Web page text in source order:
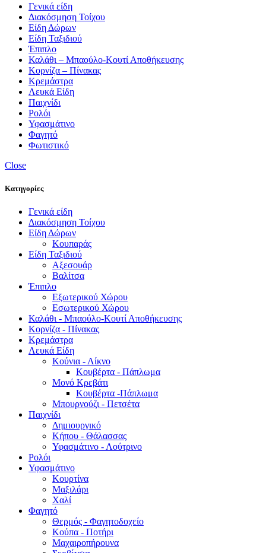
Γενικά είδη
Διακόσμηση Τοίχου
Είδη Δώρων
Είδη Ταξιδιού
Έπιπλο
Καλάθι – Μπαούλο-Κουτί Αποθήκευσης
Κορνίζα – Πίνακας
Κρεμάστρα
Λευκά Είδη
Παιχνίδι
Ρολόι
Υφασμάτινο
Φαγητό
Φωτιστικό
Close
Κατηγορίες
Γενικά είδη
Διακόσμηση Τοίχου
Είδη Δώρων
Κουπαράς
Είδη Ταξιδιού
Αξεσουάρ
Βαλίτσα
Έπιπλο
Εξωτερικού Χώρου
Εσωτερικού Χώρου
Καλάθι - Μπαούλο-Κουτί Αποθήκευσης
Κορνίζα - Πίνακας
Κρεμάστρα
Λευκά Είδη
Κούνια - Λίκνο
Κουβέρτα - Πάπλωμα
Μονό Κρεβάτι
Κουβέρτα -Πάπλωμα
Μπουρνούζι - Πετσέτα
Παιχνίδι
Δημιουργικό
Κήπου - Θάλασσας
Υφασμάτινο - Λούτρινο
Ρολόι
Υφασμάτινο
Κουρτίνα
Μαξιλάρι
Χαλί
Φαγητό
Θερμός - Φαγητοδοχείο
Κούπα - Ποτήρι
Μαχαιροπήρουνα